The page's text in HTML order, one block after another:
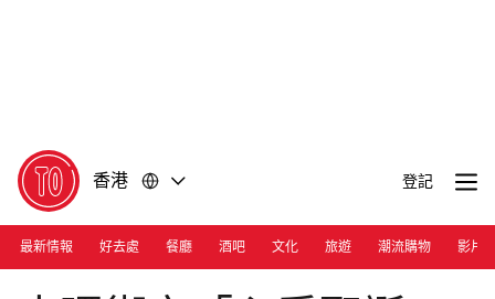
香港 登記
最新情報 好去處 餐廳 酒吧 文化 旅遊 潮流購物 影片
Photograph: Cara Hung